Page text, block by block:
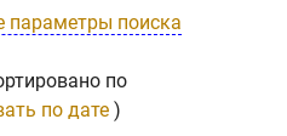
параметры поиска
по
по дате )